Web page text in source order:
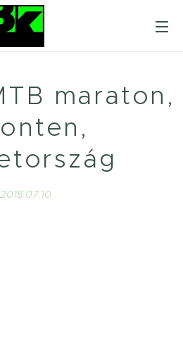
maraton,
2018.07.10